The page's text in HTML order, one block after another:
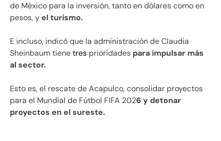
de México para la inversión, tanto en dólares como en
pesos, yel turismo.
E incluso, indicó que la administración de Claudia
Sheinbaum tienetres prioridades para impulsar más
al sector.
Esto es, el rescate de Acapulco, consolidar proyectos
para el Mundial de Fútbol FIFA 2026 y detonar
proyectos en el sureste.